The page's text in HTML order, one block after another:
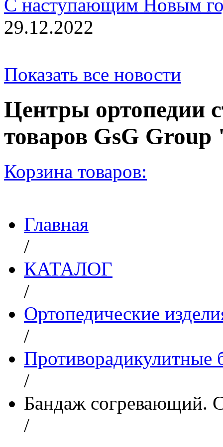
С наступающим Новым
29.12.2022
Показать все новости
Центры ортопедии
товаров GsG
Корзина товаров:
Главная
/
КАТАЛОГ
/
Ортопедические
/
Противорадикулитные
/
Бандаж согревающий.
/